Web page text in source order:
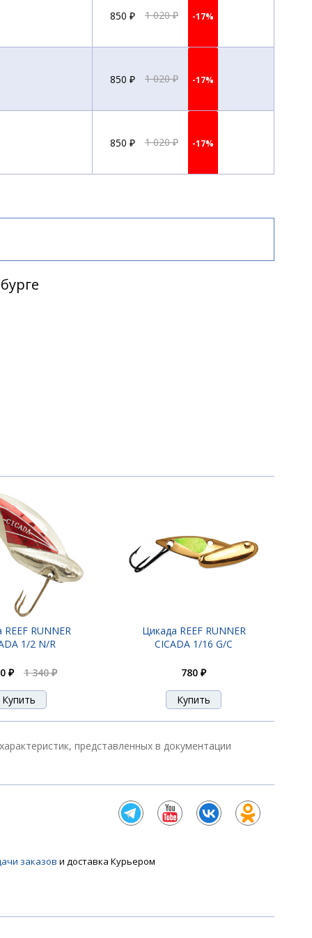
850 ₽ 1 020 ₽ -17%
850 ₽ 1 020 ₽ -17%
850 ₽ 1 020 ₽ -17%
RUNNER
1/2 N/R
₽ 1 340 ₽
Цикада REEF RUNNER
CICADA 1/16 G/C
780 ₽
представленных в документации
заказов и доставка Курьером